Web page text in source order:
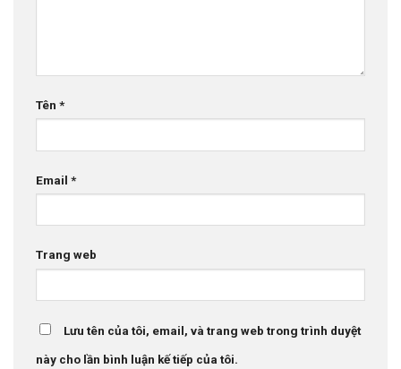
Tên *
Email *
Trang web
Lưu tên của tôi, email, và trang web trong trình duyệt
này cho lần bình luận kế tiếp của tôi.